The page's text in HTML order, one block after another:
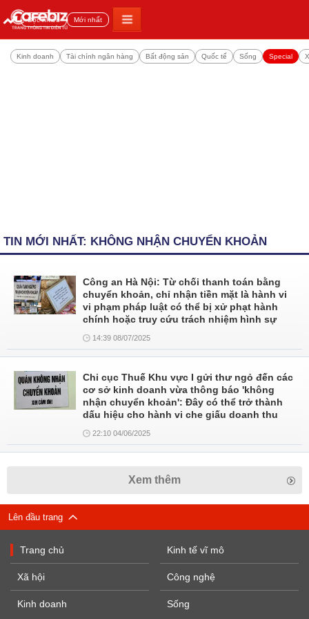
Đọc nhiều Mới nhất
Kinh doanh Tài chính ngân hàng Bất động sản Quốc tế Sống Special
TIN MỚI NHẤT: KHÔNG NHẬN CHUYỂN KHOẢN
Công an Hà Nội: Từ chối thanh toán bằng
chuyển khoản, chỉ nhận tiền mặt là hành vi
vi phạm pháp luật có thể bị xử phạt hành
chính hoặc truy cứu trách nhiệm hình sự
14:39 08/07/2025
Chi cục Thuế Khu vực I gửi thư ngỏ đến các
cơ sở kinh doanh vừa thông báo 'không
nhận chuyển khoản': Đây có thể trở thành
dấu hiệu cho hành vi che giấu doanh thu
22:10 04/06/2025
Xem thêm
Lên đầu trang
Trang chủ
Xã hội
Kinh doanh
Kinh tế vĩ mô
Công nghệ
Sống